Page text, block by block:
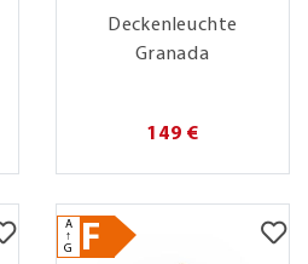
Deckenleuchte
Granada
149 €
A
↑
G
F